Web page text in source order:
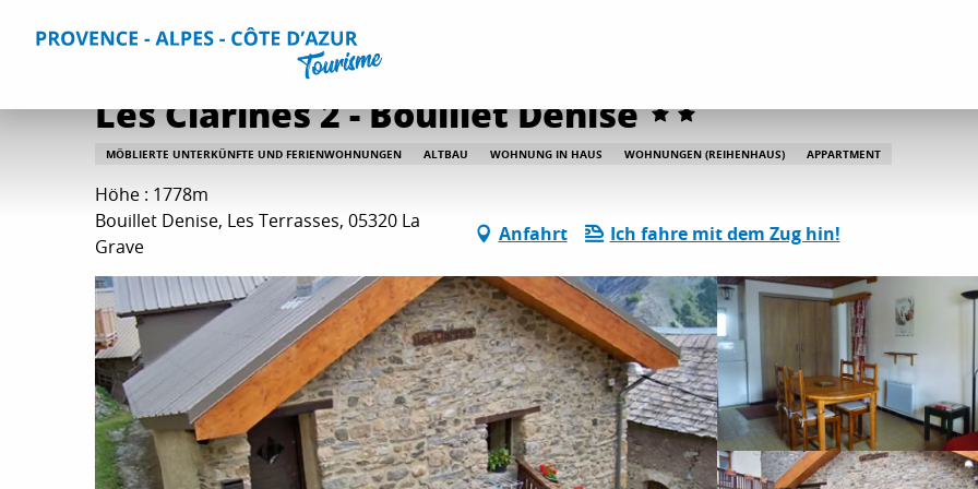
Home Aufenthalt Unterkünfte Alle Gites und Vermietungen
Les Clarines 2 - Bouillet Denise
MÖBLIERTE UNTERKÜNFTE UND FERIENWOHNUNGEN ALTBAU WOHNUNG IN HAUS WOHNUNGEN (REIHENHAUS) APPARTMENT
Höhe : 1778m
Bouillet Denise, Les Terrasses, 05320 La
Grave
Anfahrt Ich fahre mit dem Zug hin!